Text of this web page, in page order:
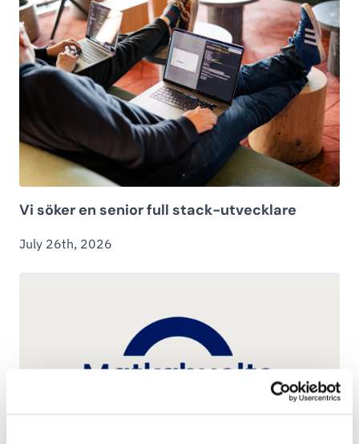
Vi söker en senior full stack-utvecklare
July 26th, 2026